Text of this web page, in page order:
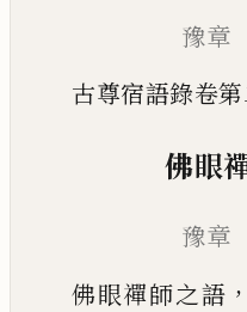
豫
古尊宿語錄卷
佛眼
豫
佛眼禪師之語